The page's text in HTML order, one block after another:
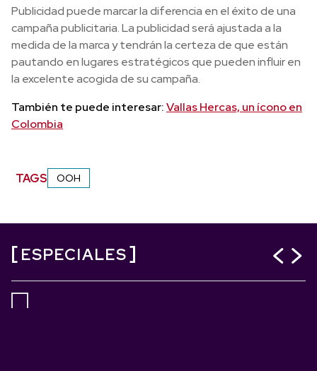
Publicidad puede marcar la diferencia en el éxito de una
campaña publicitaria. La publicidad será ajustada a la
medida de la marca y tendrán la certeza de que están
pautando en lugares estratégicos que pueden influir en
la excelente acogida de su campaña.
También te puede interesar:Vallas Hercas, un ícono en
Colombia
TAGS OOH
ESPECIALES